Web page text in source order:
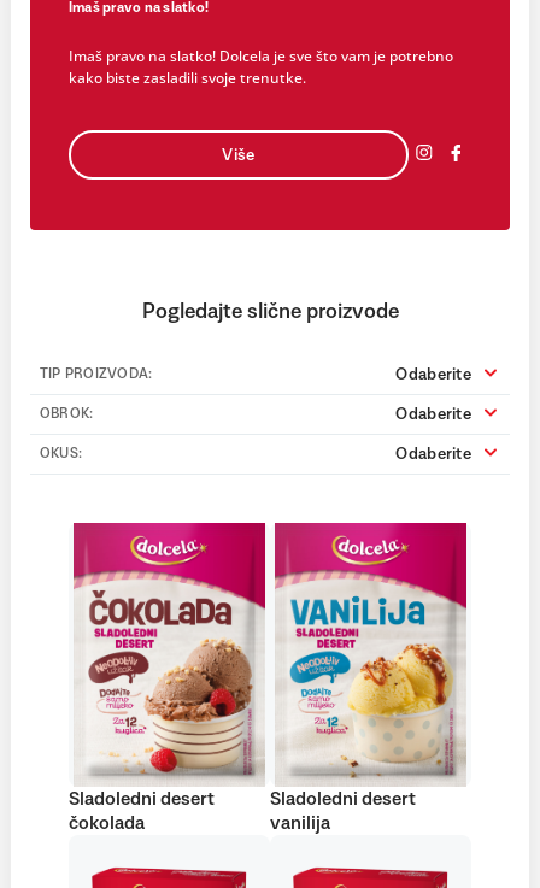
Imaš pravo na slatko!
Imaš pravo na slatko! Dolcela je sve što vam je potrebno
kako biste zasladili svoje trenutke.
Više
Pogledajte slične proizvode
TIP PROIZVODA: Odaberite
OBROK: Odaberite
OKUS: Odaberite
Sladoledni desert
čokolada
Sladoledni desert
vanilija